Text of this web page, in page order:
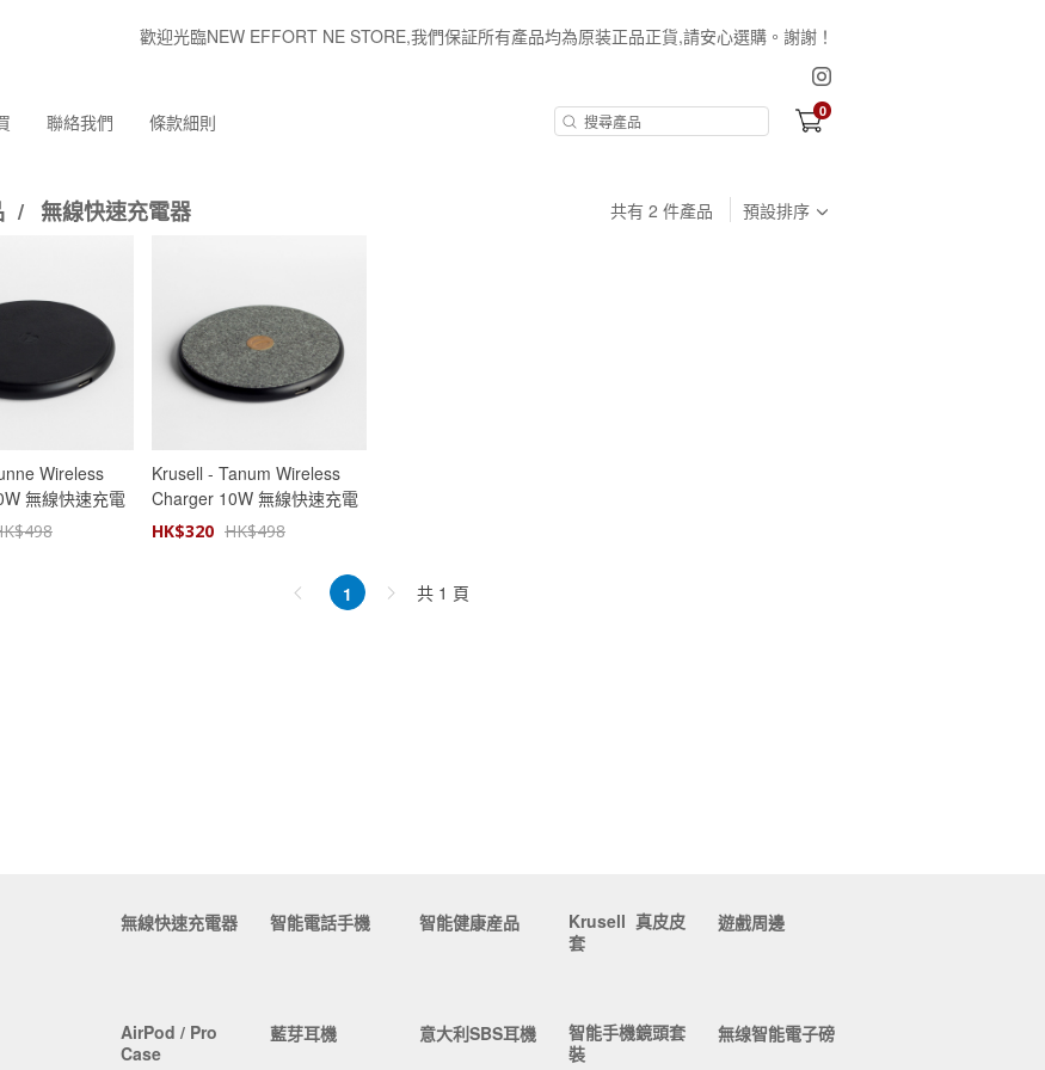
歡迎光臨NEW EFFORT NE STORE,我們保証所有產品均為原装正品正貨,請安心選購。謝謝！
聯絡我們 條款細則 0
/ 無線快速充電器 共有2 件產品 預設排序
Wireless
無線快速充電
61517)
498
Krusell - Tanum Wireless
Charger 10W 無線快速充電
器 - Grey (KSE-61393)
HK$320 HK$498
1 共 1 頁
無線快速充電器 智能電話手機 智能健康産品
Krusell 真皮皮
套
遊戲周邊
AirPod / Pro
Case
藍芽耳機 意大利SBS耳機
智能手機鏡頭套
裝
無缐智能電子磅